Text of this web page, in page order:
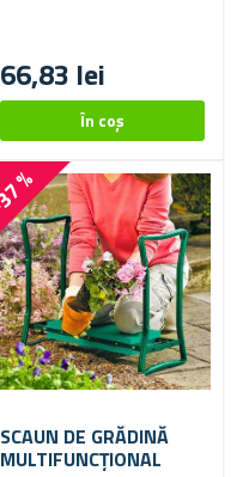
66,83 lei
%
SCAUN DE GRĂDINĂ
MULTIFUNCȚIONAL